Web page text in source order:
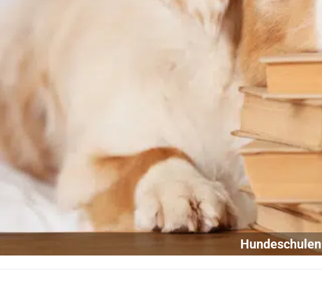
Hundeschulen